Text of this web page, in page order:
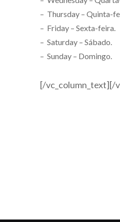
– Thursday – Quinta-
– Friday – Sexta-feira.
– Saturday – Sábado.
– Sunday – Domingo.
[/vc_column_text][/